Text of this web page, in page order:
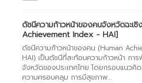
ดัชนีความก้าวหน้าของคนจังหวัดฉะเชิ
Achievement Index - HAI]
ดัชนีความก้าวหน้าของคน (Human
HAI) เป็นดัชนีที่สะท้อนความก้าวหน้า กา
จังหวัดของประเทศไทย โดยกรอบแนว
ความครอบคลุม การมีสุขภาพ...